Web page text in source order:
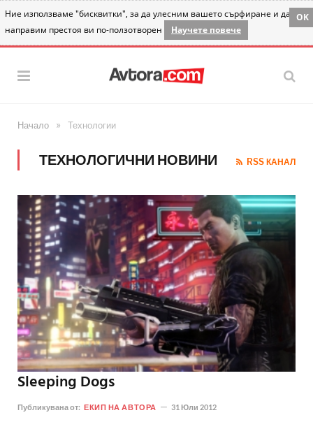
Ние използваме "бисквитки", за да улесним вашето сърфиране и да
направим престоя ви по-ползотворен
Научете повече
OK
Начало » Технологии
ТЕХНОЛОГИЧНИ НОВИНИ RSS КАНАЛ
Sleeping Dogs
Публикувана от: ЕКИП НА АВТОРА 31 Юли 2012